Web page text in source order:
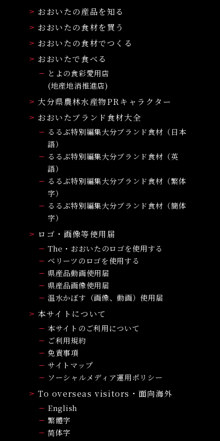
おおいたの産品を知る
おおいたの食材を買う
おおいたの食材でつくる
おおいたで食べる
とよの食彩愛用店
(地産地消推進店)
大分県農林水産物PRキャラクター
おおいたブランド食材大全
るるぶ特別編集大分ブランド食材（日本
語）
るるぶ特別編集大分ブランド食材（英
語）
るるぶ特別編集大分ブランド食材（繁体
字）
るるぶ特別編集大分ブランド食材（簡体
字）
ロゴ・画像等使用届
The・おおいたのロゴを使用する
ベリーツのロゴを使用する
県産品動画使用届
県産品画像使用届
温水かぼす（画像、動画）使用届
本サイトについて
本サイトのご利用について
ご利用規約
免責事項
サイトマップ
ソーシャルメディア運用ポリシー
To overseas visitors・面向海外
English
繁體字
简体字